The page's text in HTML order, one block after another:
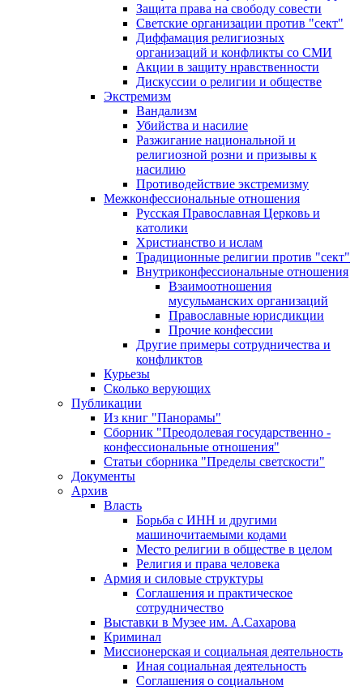
Защита права на свободу совести
Светские организации против "сект"
Диффамация религиозных
организаций и конфликты со СМИ
Акции в защиту нравственности
Дискуссии о религии и обществе
Экстремизм
Вандализм
Убийства и насилие
Разжигание национальной и
религиозной розни и призывы к
насилию
Противодействие экстремизму
Межконфессиональные отношения
Русская Православная Церковь и
католики
Христианство и ислам
Традиционные религии против "сект"
Внутриконфессиональные отношения
Взаимоотношения
мусульманских организаций
Православные юрисдикции
Прочие конфессии
Другие примеры сотрудничества и
конфликтов
Курьезы
Сколько верующих
Публикации
Из книг "Панорамы"
Сборник "Преодолевая государственно -
конфессиональные отношения"
Статьи сборника "Пределы светскости"
Документы
Архив
Власть
Борьба с ИНН и другими
машиночитаемыми кодами
Место религии в обществе в целом
Религия и права человека
Армия и силовые структуры
Соглашения и практическое
сотрудничество
Выставки в Музее им. А.Сахарова
Криминал
Миссионерская и социальная деятельность
Иная социальная деятельность
Соглашения о социальном